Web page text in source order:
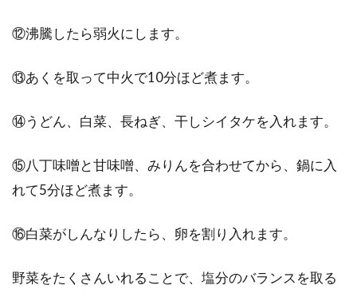
⑫沸騰したら弱火にします。
⑬あくを取って中火で10分ほど煮ます。
⑭うどん、白菜、長ねぎ、干しシイタケを入れます。
⑮八丁味噌と甘味噌、みりんを合わせてから、鍋に入
れて5分ほど煮ます。
⑯白菜がしんなりしたら、卵を割り入れます。
野菜をたくさんいれることで、塩分のバランスを取る